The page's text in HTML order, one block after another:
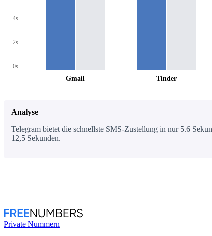
4s
2s
0s
Gmail Tinder
Analyse
Telegram bietet die schnellste SMS-Zustellung in nur 5.6
12,5 Sekunden.
Private Nummern